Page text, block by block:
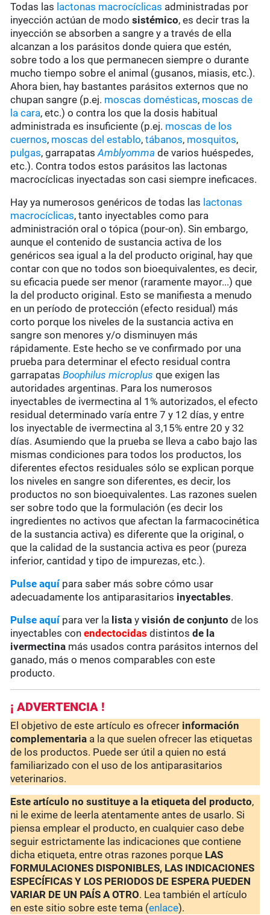
Todas las lactonas macrocíclicas administradas por
inyección actúan de modosistémico, es decir tras la
inyección se absorben a sangre y a través de ella
alcanzan a los parásitos donde quiera que estén,
sobre todo a los que permanecen siempre o durante
mucho tiempo sobre el animal (gusanos, miasis, etc.).
Ahora bien, hay bastantes parásitos externos que no
chupan sangre (p.ej. moscas domésticas, moscas de
la cara, etc.) o contra los que la dosis habitual
administrada es insuficiente (p.ej. moscas de los
cuernos, moscas del establo,tábanos, mosquitos,
pulgas, garrapatasAmblyomma de varios huéspedes,
etc.). Contra todos estos parásitos las lactonas
macrocíclicas inyectadas son casi siempre ineficaces.
Hay ya numerosos genéricos de todas las lactonas
macrocíclicas, tanto inyectables como para
administración oral o tópica (pour-on). Sin embargo,
aunque el contenido de sustancia activa de los
genéricos sea igual a la del producto original, hay que
contar con que no todos son bioequivalentes, es decir,
su eficacia puede ser menor (raramente mayor...) que
la del producto original. Esto se manifiesta a menudo
en un período de protección (efecto residual) más
corto porque los niveles de la sustancia activa en
sangre son menores y/o disminuyen más
rápidamente. Este hecho se ve confirmado por una
prueba para determinar el efecto residual contra
garrapatasBoophilus microplus que exigen las
autoridades argentinas. Para los numerosos
inyectables de ivermectina al 1% autorizados, el efecto
residual determinado varía entre 7 y 12 días, y entre
los inyectable de ivermectina al 3,15% entre 20 y 32
días. Asumiendo que la prueba se lleva a cabo bajo las
mismas condiciones para todos los productos, los
diferentes efectos residuales sólo se explican porque
los niveles en sangre son diferentes, es decir, los
productos no son bioequivalentes. Las razones suelen
ser sobre todo que la formulación (es decir los
ingredientes no activos que afectan la farmacocinética
de la sustancia activa) es diferente que la original, o
que la calidad de la sustancia activa es peor (pureza
inferior, cantidad y tipo de impurezas, etc.).
Pulse aquípara saber más sobre cómo usar
adecuadamente los antiparasitarios inyectables.
Pulse aquí para ver la lista yvisión de conjunto de los
inyectables conendectocidas distintos de la
ivermectina más usados contra parásitos internos del
ganado, más o menos comparables con este
producto.
¡ ADVERTENCIA !
El objetivo de este artículo es ofrecer información
complementaria a la que suelen ofrecer las etiquetas
de los productos. Puede ser útil a quien no está
familiarizado con el uso de los antiparasitarios
veterinarios.
Este artículo no sustituye a la etiqueta del producto,
ni le exime de leerla atentamente antes de usarlo. Si
piensa emplear el producto, en cualquier caso debe
seguir estrictamente las indicaciones que contiene
dicha etiqueta, entre otras razones porque LAS
FORMULACIONES DISPONIBLES, LAS INDICACIONES
ESPECÍFICAS Y LOS PERIODOS DE ESPERA PUEDEN
VARIAR DE UN PAÍS A OTRO. Lea también el artículo
en este sitio sobre este tema (enlace).